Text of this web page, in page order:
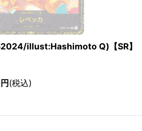
illust:Hashimoto Q)【SR】
円(税込)